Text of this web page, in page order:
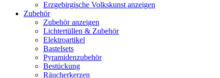
Erzgebirgische Volkskunst anzeigen
Zubehör
Zubehör anzeigen
Lichtertüllen & Zubehör
Elektroartikel
Bastelsets
Pyramidenzubehör
Bestückung
Räucherkerzen